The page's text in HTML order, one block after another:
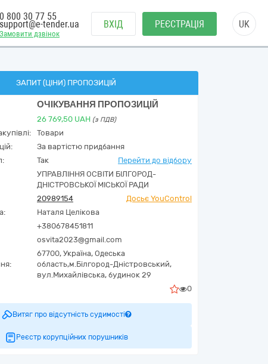
Замовити дзвінок
0 800 30 77 55
support@e-tender.ua ВХІД РЕЄСТРАЦІЯ UK
ЗАПИТ (ЦІНИ) ПРОПОЗИЦІЙ
ОЧІКУВАННЯ ПРОПОЗИЦІЙ
26 769,50 UAH (з ПДВ)
Товари
За вартістю придбання
Так Перейти до відбору
УПРАВЛІННЯ ОСВІТИ БІЛГОРОД-
ДНІСТРОВСЬКОЇ МІСЬКОЇ РАДИ
20989154
Досьє YouControl
Наталя Целікова
+380678451811
osvita2023@gmail.com
67700, Україна, Одеська
область,м.Білгород-Дністровський,
вул.Михайлівська, будинок 29
0
Витяг про відсутність судимості
Реєстр корупційних порушників